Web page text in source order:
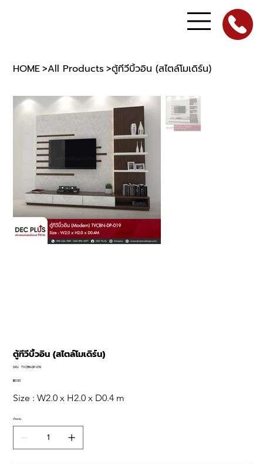
HOME>All Products >ตู้ทีวีบิ้วอิน (สไตล์โมเดิร์น)
ตู้ทีวีบิ้วอิน (สไตล์โมเดิร์น)
SKU: SKU
TVCBN-DP-019
ราคา
฿0.00
Size : W2.0 x H2.0 x D0.4 m
จำนวน